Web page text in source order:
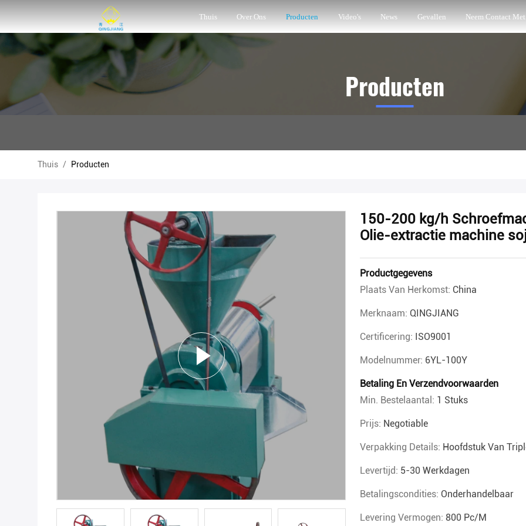
Thuis Over Ons Producten Video's News Gevallen Neem Contact
Producten
Thuis / Producten
150-200 kg/h
Olie-extractie machine
Productgegevens
Plaats Van Herkomst: China
Merknaam: QINGJIANG
Certificering: ISO9001
Modelnummer: 6YL-100Y
Betaling En Verzendvoorwaarden
Min. Bestelaantal: 1 Stuks
Prijs: Negotiable
Verpakking Details: Hoofdstuk Van
Levertijd: 5-30 Werkdagen
Betalingscondities: Onderhandelbaar
Levering Vermogen: 800 Pc/m